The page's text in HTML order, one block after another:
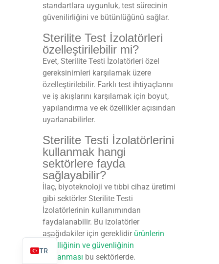
standartlara uygunluk, test sürecinin
güvenilirliğini ve bütünlüğünü sağlar.
Sterilite Test İzolatörleri
özelleştirilebilir mi?
Evet, Sterilite Testi İzolatörleri özel
gereksinimleri karşılamak üzere
özelleştirilebilir. Farklı test ihtiyaçlarını
ve iş akışlarını karşılamak için boyut,
yapılandırma ve ek özellikler açısından
uyarlanabilirler.
Sterilite Testi İzolatörlerini
kullanmak hangi
sektörlere fayda
sağlayabilir?
İlaç, biyoteknoloji ve tıbbi cihaz üretimi
gibi sektörler Sterilite Testi
İzolatörlerinin kullanımından
faydalanabilir. Bu izolatörler
aşağıdakiler için gereklidir ürünlerin
sterilliğinin ve güvenliğinin
sağlanması bu sektörlerde.
TR
EN
FR
KO
IT
PT
RU
RO
ES
PL